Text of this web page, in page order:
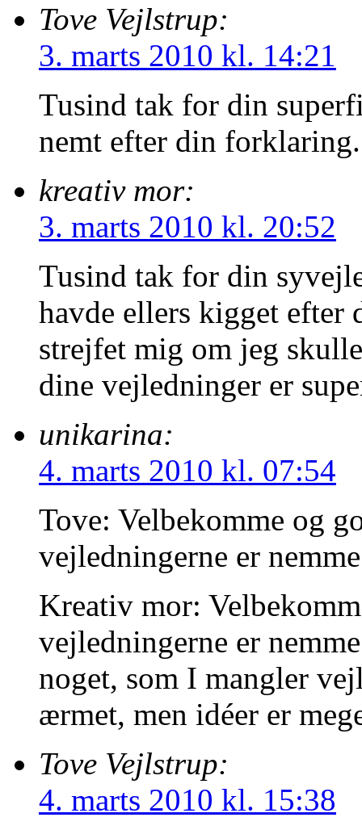
Tove Vejlstrup:
3. marts 2010 kl. 14:21
Tusind tak for din
nemt efter din
kreativ mor:
3. marts 2010 kl. 20:52
Tusind tak for din
havde ellers kigget efter
strejfet mig om jeg
dine vejledninger er
unikarina:
4. marts 2010 kl. 07:54
Tove: Velbekomme og
vejledningerne er
Kreativ mor:
vejledningerne er
noget, som I mangler
ærmet, men idéer er
Tove Vejlstrup:
4. marts 2010 kl. 15:38